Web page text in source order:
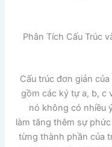
Phân Tích Cấu Trúc
Cấu trúc đơn giản
gồm các ký tự a, b, c
nó không có nhiều
làm tăng thêm sự
từng thành phần của